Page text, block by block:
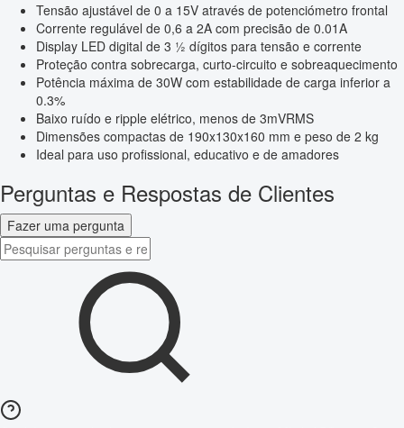
Tensão ajustável de 0 a 15V através de potenciómetro frontal
Corrente regulável de 0,6 a 2A com precisão de 0.01A
Display LED digital de 3 ½ dígitos para tensão e corrente
Proteção contra sobrecarga, curto-circuito e sobreaquecimento
Potência máxima de 30W com estabilidade de carga inferior a
0.3%
Baixo ruído e ripple elétrico, menos de 3mVRMS
Dimensões compactas de 190x130x160 mm e peso de 2 kg
Ideal para uso profissional, educativo e de amadores
Perguntas e Respostas de Clientes
Fazer uma pergunta